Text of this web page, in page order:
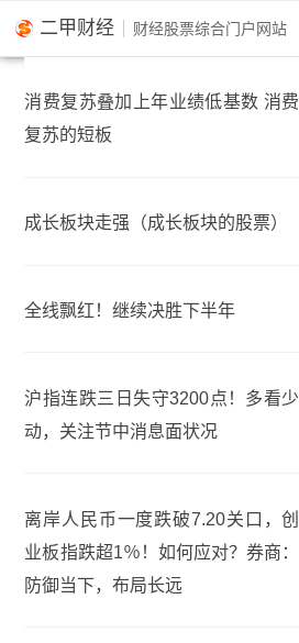
二甲财经
消费复苏叠加上年业绩低基数 消费
复苏的短板
成长板块走强（成长板块的股票）
全线飘红！继续决胜下半年
沪指连跌三日失守3200点！多看少
动，关注节中消息面状况
离岸人民币一度跌破7.20关口，创
业板指跌超1％！如何应对？券商：
防御当下，布局长远